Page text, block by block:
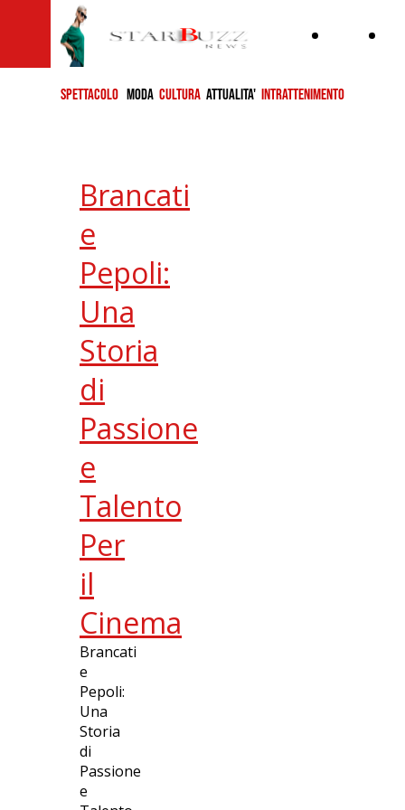
SPETTACOLO MODA CULTURA ATTUALITA' INTRATTENIMENTO
Brancati
e
Pepoli:
Una
Storia
di
Passione
e
Talento
Per
il
Cinema
Brancati
e
Pepoli:
Una
Storia
di
Passione
e